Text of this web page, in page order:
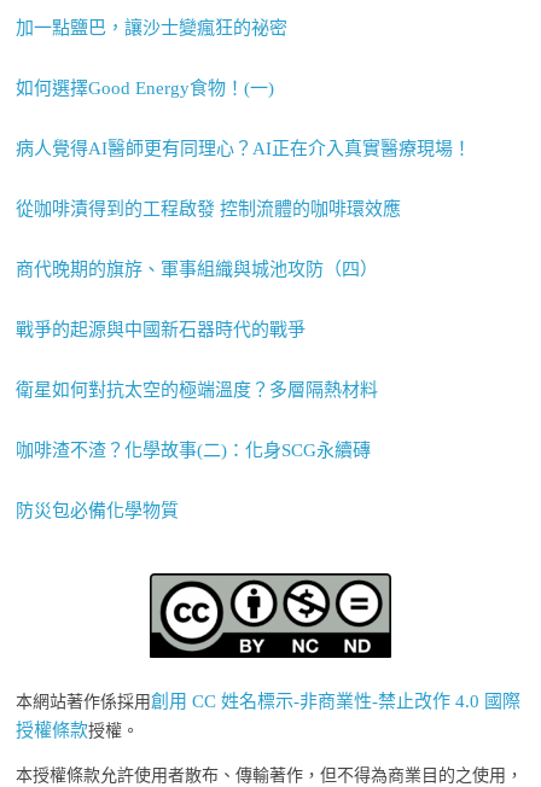
加一點鹽巴，讓沙士變瘋狂的祕密
如何選擇Good Energy食物！(一)
病人覺得AI醫師更有同理心？AI正在介入真實醫療現場！
從咖啡漬得到的工程啟發 控制流體的咖啡環效應
商代晚期的旗斿、軍事組織與城池攻防（四）
戰爭的起源與中國新石器時代的戰爭
衛星如何對抗太空的極端溫度？多層隔熱材料
咖啡渣不渣？化學故事(二)：化身SCG永續磚
防災包必備化學物質
本網站著作係採用創用 CC 姓名標示-非商業性-禁止改作 4.0 國際
授權條款授權。
本授權條款允許使用者散布、傳輸著作，但不得為商業目的之使用，